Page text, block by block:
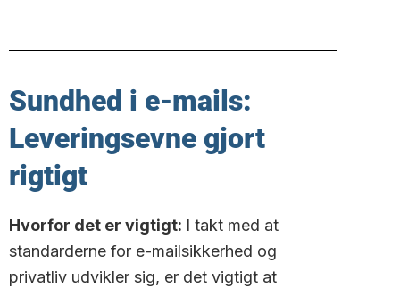
Sundhed i e-mails:
Leveringsevne gjort
rigtigt
Hvorfor det er vigtigt: I takt med at
standarderne for e-mailsikkerhed og
privatliv udvikler sig, er det vigtigt at